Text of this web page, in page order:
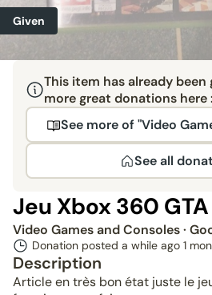
Given
This item has already been
more great donations here :
See more of "Video
See all
Jeu Xbox 360
Video Games and Consoles·
Donation posted a while ago 1
Description
Article en très bon état juste le